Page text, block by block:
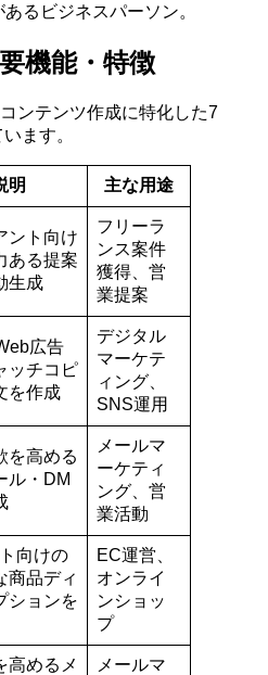
るビジネスパーソン。
機能・特徴
ンテンツ作成に特化した7
ます。
明 主な用途
ント向け
ある提案
生成
フリーラ
ンス案件
獲得、営
業提案
広告
ッチコピ
を作成
デジタル
マーケテ
ィング、
SNS運用
を高める
ル・DM
メールマ
ーケティ
ング、営
業活動
向けの
商品ディ
ションを
EC運営、
オンライ
ンショッ
プ
高めるメ
メールマ